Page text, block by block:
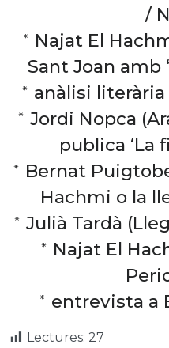
/
* Najat El
Sant Joan amb
* anàlisi
* Jordi Nopca
publica ‘La
* Bernat
Hachmi o la
* Julià Tardà
* Najat El
* entrevista a
Lectures: 27